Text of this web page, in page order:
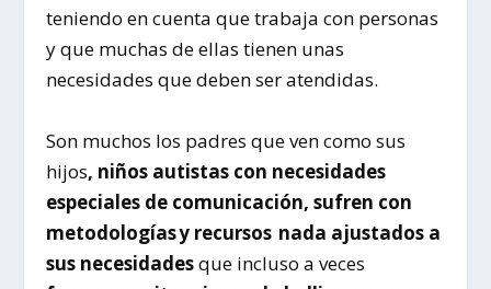
teniendo en cuenta que trabaja con personas
y que muchas de ellas tienen unas
necesidades que deben ser atendidas.
Son muchos los padres que ven como sus
hijos, niños autistas con necesidades
especiales de comunicación, sufren con
metodologías y recursos nada ajustados a
sus necesidadesque incluso a veces